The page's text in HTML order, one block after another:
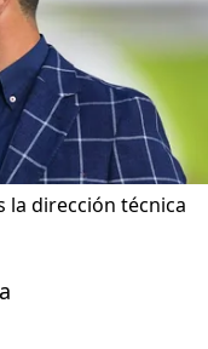
la dirección técnica